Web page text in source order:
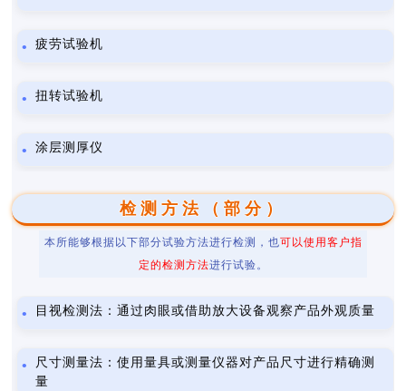
疲劳试验机
扭转试验机
涂层测厚仪
检测方法（部分）
本所能够根据以下部分试验方法进行检测，也可以使用客户指
定的检测方法进行试验。
目视检测法：通过肉眼或借助放大设备观察产品外观质量
尺寸测量法：使用量具或测量仪器对产品尺寸进行精确测
量